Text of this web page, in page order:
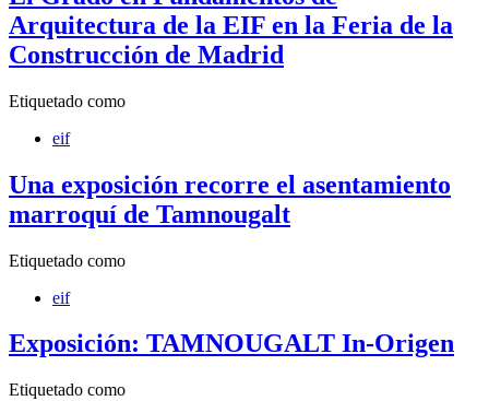
Arquitectura de la EIF en la Feria de la
Construcción de Madrid
Etiquetado como
eif
Una exposición recorre el asentamiento
marroquí de Tamnougalt
Etiquetado como
eif
Exposición: TAMNOUGALT In-Origen
Etiquetado como